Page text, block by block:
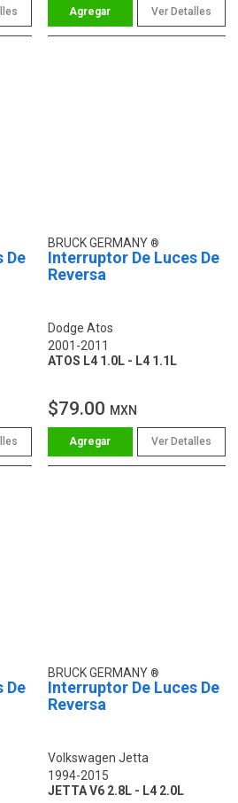
Ver Detalles
De
BRUCK GERMANY
Interruptor De Luces De
Reversa
Dodge Atos
2001-2011
ATOS L4 1.0L - L4 1.1L
$79.00 MXN
Ver Detalles
De
BRUCK GERMANY
Interruptor De Luces De
Reversa
Volkswagen Jetta
1994-2015
JETTA V6 2.8L - L4 2.0L